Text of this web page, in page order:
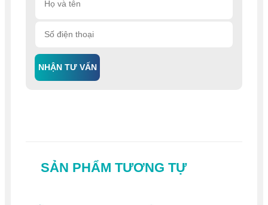
NHẬN TƯ VẤN
SẢN PHẨM TƯƠNG TỰ